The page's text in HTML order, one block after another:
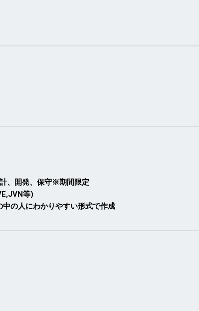
、開発、保守※期間限定
等)
中の人にわかりやすい形式で作成